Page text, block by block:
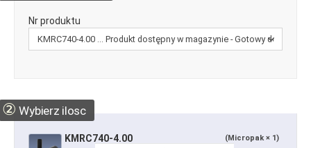
Nr produktu
② Wybierz ilosc
KMRC740-4.00 (Micropak × 1)